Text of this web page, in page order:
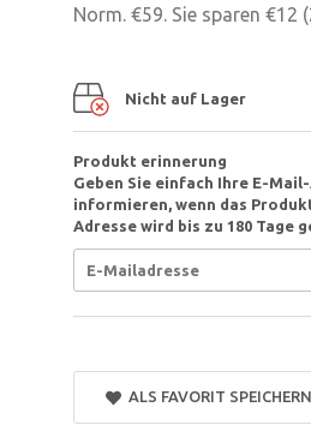
Norm. €59. Sie sparen €12 (
Nicht auf Lager
Produkt erinnerung
Geben Sie einfach Ihre E-
informieren, wenn das
Adresse wird bis zu 180 Tage
ALS FAVORIT SPEICHERN